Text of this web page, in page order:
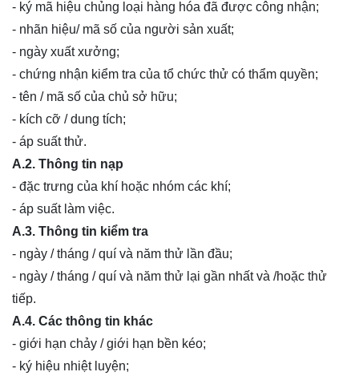
- ký mã hiệu chủng loại hàng hóa đã được công nhận;
- nhãn hiệu/ mã số của người sản xuất;
- ngày xuất xưởng;
- chứng nhận kiểm tra của tổ chức thử có thẩm quyền;
- tên / mã số của chủ sở hữu;
- kích cỡ / dung tích;
- áp suất thử.
A.2. Thông tin nạp
- đặc trưng của khí hoặc nhóm các khí;
- áp suất làm việc.
A.3. Thông tin kiểm tra
- ngày / tháng / quí và năm thử lần đầu;
- ngày / tháng / quí và năm thử lại gần nhất và /hoặc thử
tiếp.
A.4. Các thông tin khác
- giới hạn chảy / giới hạn bền kéo;
- ký hiệu nhiệt luyện;